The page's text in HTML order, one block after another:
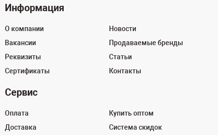
Информация
О компании
Вакансии
Реквизиты
Сертификаты
Новости
Продаваемые бренды
Статьи
Контакты
Сервис
Оплата
Доставка
Купить оптом
Система скидок